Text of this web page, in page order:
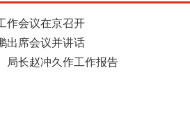
作会议在京召开
出席会议并讲话
局长赵冲久作工作报告